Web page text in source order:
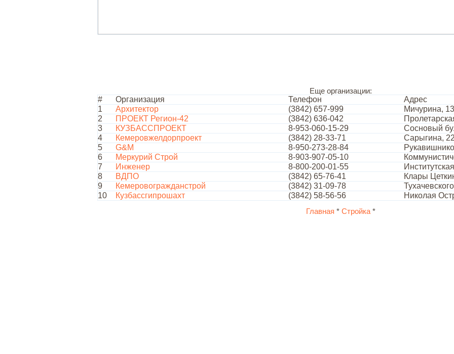
Еще организации:
# Организация Телефон
Адрес
1
Архитектор (3842) 657-999
Мичурина, 13
2
ПРОЕКТ Регион-42 (3842) 636-042
3
КУЗБАССПРОЕКТ 8-953-060-15-29
Сосновый
4
Кемеровжелдорпроект (3842) 28-33-71
Сарыгина,
5
G&M 8-950-273-28-84
6
Меркурий Строй 8-903-907-05-10
7
Инженер 8-800-200-01-55
8
ВДПО (3842) 65-76-41
Клары
9
Кемеровогражданстрой (3842) 31-09-78
10
Кузбассгипрошахт (3842) 58-56-56 Николая
Главная * Стройка*